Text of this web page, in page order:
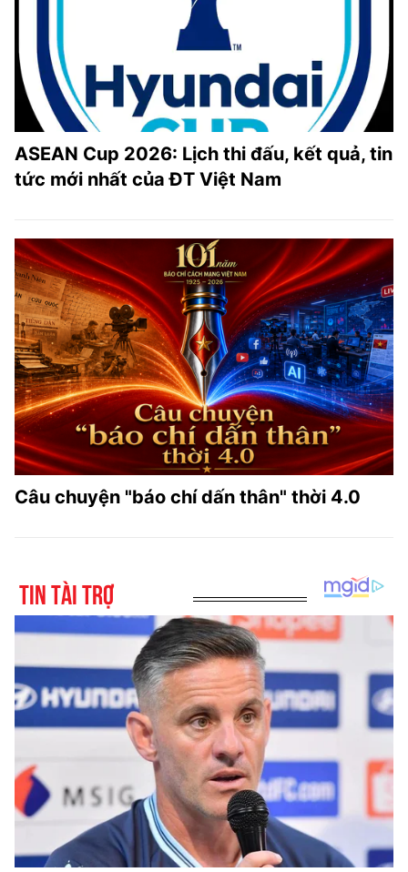
ASEAN Cup 2026: Lịch thi đấu, kết quả, tin
tức mới nhất của ĐT Việt Nam
Câu chuyện "báo chí dấn thân" thời 4.0